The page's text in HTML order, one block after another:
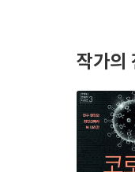
작가의